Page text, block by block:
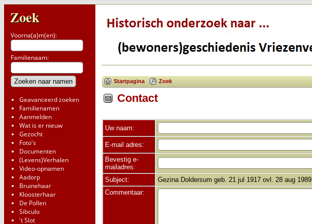
Zoek
Voorna(a)m(en):
Familienaam:
Geavanceerd zoeken
Familienamen
Aanmelden
Wat is er nieuw
Gezocht
Foto's
Documenten
(Levens)Verhalen
Video-opnamen
Aadorp
Bruinehaar
Kloosterhaar
De Pollen
Sibculo
't Slot
Startpagina Zoek
Contact
Uw naam:
E-mail adres:
Bevestig e-
mailadres:
Subject:
Gezina Doldersum geb. 21 jul 1917 ovl. 28 aug 1989
Commentaar: